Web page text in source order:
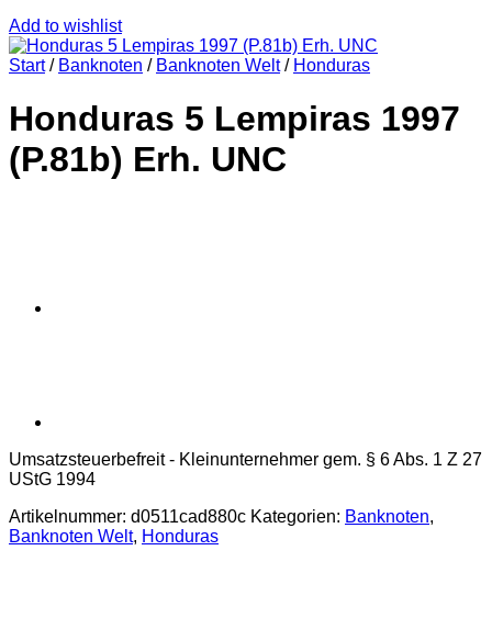
Add to wishlist
Start / Banknoten / Banknoten Welt / Honduras
Honduras 5 Lempiras 1997
(P.81b) Erh. UNC
Umsatzsteuerbefreit - Kleinunternehmer gem. § 6 Abs. 1 Z 27
UStG 1994
Artikelnummer: d0511cad880c Kategorien: Banknoten,
Banknoten Welt, Honduras